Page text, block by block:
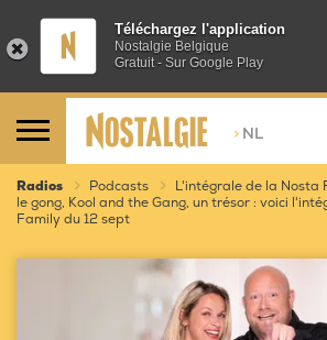
Téléchargez l'application
Nostalgie Belgique
Gratuit - Sur Google Play
> NL
Radios Podcasts L'intégrale de la Nosta
le gong, Kool and the Gang, un trésor : voici
Family du 12 sept